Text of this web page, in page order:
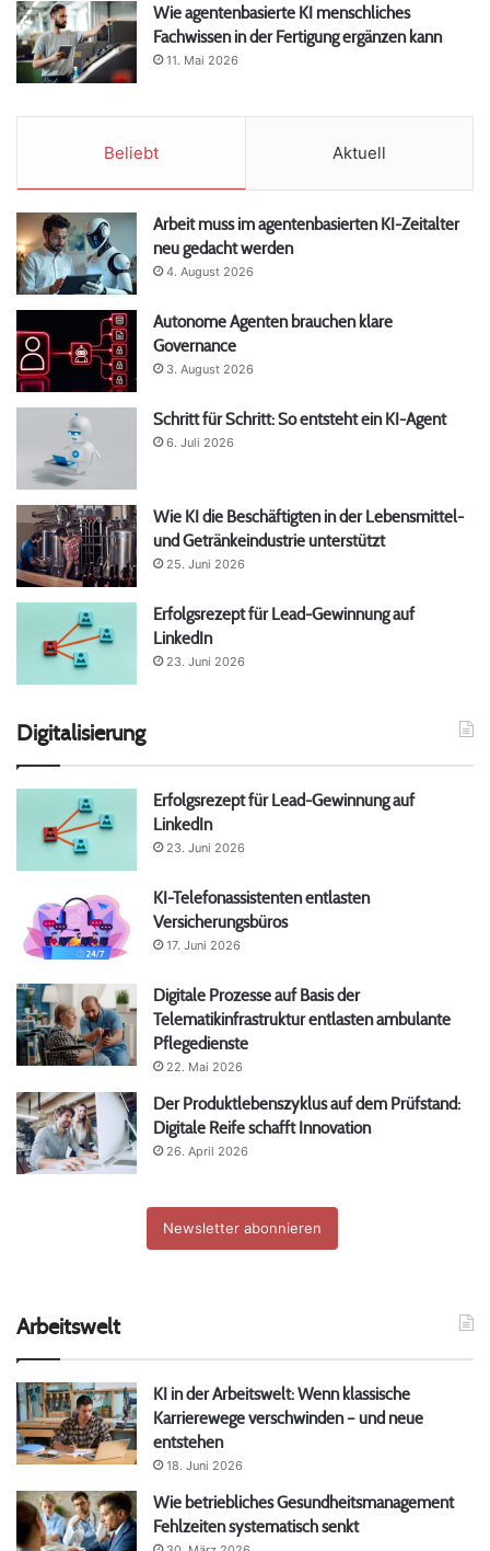
Wie agentenbasierte KI menschliches
Fachwissen in der Fertigung ergänzen kann
11. Mai 2026
Beliebt Aktuell
Arbeit muss im agentenbasierten KI-Zeitalter
neu gedacht werden
4. August 2026
Autonome Agenten brauchen klare
Governance
3. August 2026
Schritt für Schritt: So entsteht ein KI-Agent
6. Juli 2026
Wie KI die Beschäftigten in der Lebensmittel-
und Getränkeindustrie unterstützt
25. Juni 2026
Erfolgsrezept für Lead-Gewinnung auf
LinkedIn
23. Juni 2026
Digitalisierung
Erfolgsrezept für Lead-Gewinnung auf
LinkedIn
23. Juni 2026
KI-Telefonassistenten entlasten
Versicherungsbüros
17. Juni 2026
Digitale Prozesse auf Basis der
Telematikinfrastruktur entlasten ambulante
Pflegedienste
22. Mai 2026
Der Produktlebenszyklus auf dem Prüfstand:
Digitale Reife schafft Innovation
26. April 2026
Newsletter abonnieren
Arbeitswelt
KI in der Arbeitswelt: Wenn klassische
Karrierewege verschwinden – und neue
entstehen
18. Juni 2026
Wie betriebliches Gesundheitsmanagement
Fehlzeiten systematisch senkt